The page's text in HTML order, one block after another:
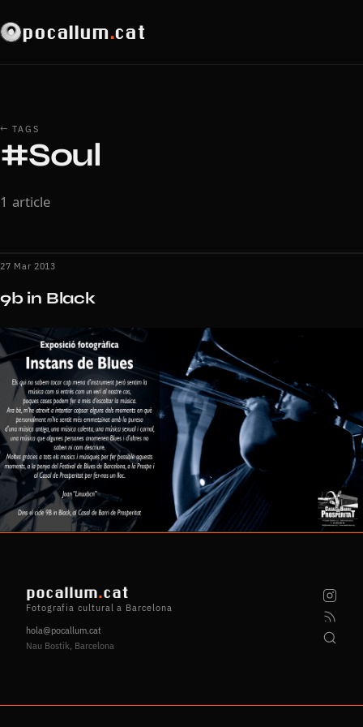
pocallum.cat
← TAGS
#Soul
1 article
27 Mar 2013
9b in Black
pocallum.cat
Fotografia cultural a Barcelona
hola@pocallum.cat
Nau Bostik, Barcelona